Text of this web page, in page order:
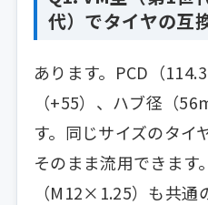
代）でタイヤの互
あります。PCD（
（+55）、ハブ径（
す。同じサイズのタイ
そのまま流用できます
（M12×1.25）も共通